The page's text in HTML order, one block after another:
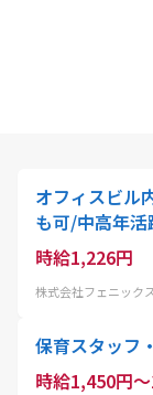
オフィスビル
も可/中高年活
時給1,226円
株式会社フェニック
保育スタッフ
時給1,450円